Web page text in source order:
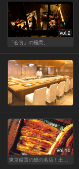
Vol.2
「会食」の極意。
Vol.10
東京厳選の鰻の名店！土用の丑の日じゃなくても行きたい